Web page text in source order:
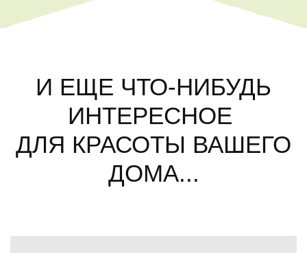
И ЕЩЕ ЧТО-НИБУДЬ
ИНТЕРЕСНОЕ
ДЛЯ КРАСОТЫ ВАШЕГО
ДОМА...